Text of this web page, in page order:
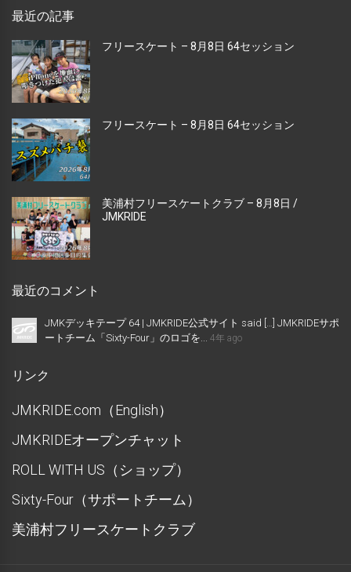
最近の記事
フリースケート – 8月8日 64セッション
フリースケート – 8月8日 64セッション
美浦村フリースケートクラブ – 8月8日 /
JMKRIDE
最近のコメント
JMKデッキテープ 64 | JMKRIDE公式サイト said […] JMKRIDEサポ
ートチーム「Sixty-Four」のロゴを... 4年 ago
リンク
JMKRIDE.com（English）
JMKRIDEオープンチャット
ROLL WITH US（ショップ）
Sixty-Four（サポートチーム）
美浦村フリースケートクラブ